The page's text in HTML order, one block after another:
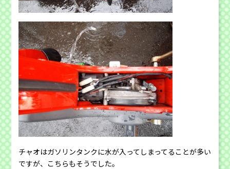
チャオはガソリンタンクに水が入ってしまってることが多い
ですが、こちらもそうでした。